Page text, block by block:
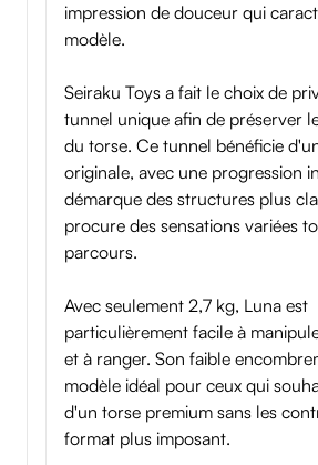
impression de douceur qui
modèle.
Seiraku Toys a fait le choix de
tunnel unique afin de préserver
du torse. Ce tunnel bénéficie
originale, avec une progression
démarque des structures plus
procure des sensations variées
parcours.
Avec seulement 2,7 kg, Luna est
particulièrement facile à
et à ranger. Son faible
modèle idéal pour ceux qui
d'un torse premium sans les
format plus imposant.